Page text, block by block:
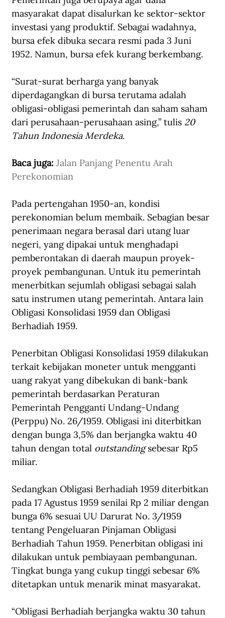
masyarakat dapat disalurkan ke sektor-sektor
investasi yang produktif. Sebagai wadahnya,
bursa efek dibuka secara resmi pada 3 Juni
1952. Namun, bursa efek kurang berkembang.
“Surat-surat berharga yang banyak
diperdagangkan di bursa terutama adalah
obligasi-obligasi pemerintah dan saham saham
dari perusahaan-perusahaan asing,” tulis 20
Tahun Indonesia Merdeka.
Baca juga: Jalan Panjang Penentu Arah
Perekonomian
Pada pertengahan 1950-an, kondisi
perekonomian belum membaik. Sebagian besar
penerimaan negara berasal dari utang luar
negeri, yang dipakai untuk menghadapi
pemberontakan di daerah maupun proyek-
proyek pembangunan. Untuk itu pemerintah
menerbitkan sejumlah obligasi sebagai salah
satu instrumen utang pemerintah. Antara lain
Obligasi Konsolidasi 1959 dan Obligasi
Berhadiah 1959.
Penerbitan Obligasi Konsolidasi 1959 dilakukan
terkait kebijakan moneter untuk mengganti
uang rakyat yang dibekukan di bank-bank
pemerintah berdasarkan Peraturan
Pemerintah Pengganti Undang-Undang
(Perppu) No. 26/1959. Obligasi ini diterbitkan
dengan bunga 3,5% dan berjangka waktu 40
tahun dengan total outstanding sebesar Rp5
miliar.
Sedangkan Obligasi Berhadiah 1959 diterbitkan
pada 17 Agustus 1959 senilai Rp 2 miliar dengan
bunga 6% sesuai UU Darurat No. 3/1959
tentang Pengeluaran Pinjaman Obligasi
Berhadiah Tahun 1959. Penerbitan obligasi ini
dilakukan untuk pembiayaan pembangunan.
Tingkat bunga yang cukup tinggi sebesar 6%
ditetapkan untuk menarik minat masyarakat.
“Obligasi Berhadiah berjangka waktu 30 tahun